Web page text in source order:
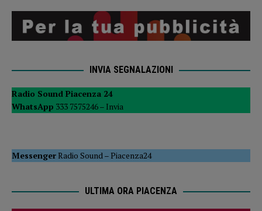
INVIA SEGNALAZIONI
Radio Sound Piacenza 24
WhatsApp 333 7575246 – Invia
MessengerRadio Sound –Piacenza24
ULTIMA ORA PIACENZA